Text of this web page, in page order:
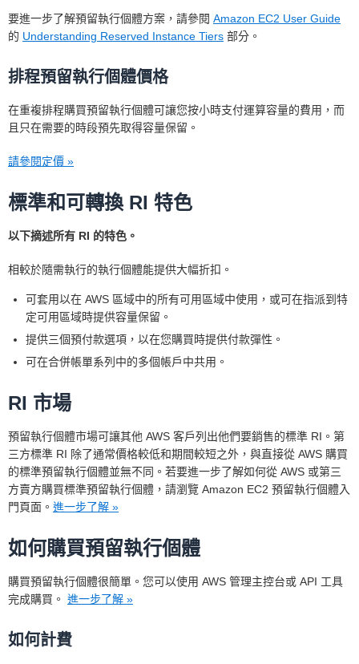
要進一步了解預留執行個體方案，請參閱 Amazon EC2 User Guide
的 Understanding Reserved Instance Tiers 部分。
排程預留執行個體價格
在重複排程購買預留執行個體可讓您按小時支付運算容量的費用，而
且只在需要的時段預先取得容量保留。
請參閱定價 »
標準和可轉換 RI 特色
以下摘述所有 RI 的特色。
相較於隨需執行的執行個體能提供大幅折扣。
可套用以在 AWS 區域中的所有可用區域中使用，或可在指派到特
定可用區域時提供容量保留。
提供三個預付款選項，以在您購買時提供付款彈性。
可在合併帳單系列中的多個帳戶中共用。
RI 市場
預留執行個體市場可讓其他 AWS 客戶列出他們要銷售的標準 RI。第
三方標準 RI 除了通常價格較低和期間較短之外，與直接從 AWS 購買
的標準預留執行個體並無不同。若要進一步了解如何從 AWS 或第三
方賣方購買標準預留執行個體，請瀏覽 Amazon EC2 預留執行個體入
門頁面。 進一步了解 »
如何購買預留執行個體
購買預留執行個體很簡單。您可以使用 AWS 管理主控台或 API 工具
完成購買。 進一步了解 »
如何計費